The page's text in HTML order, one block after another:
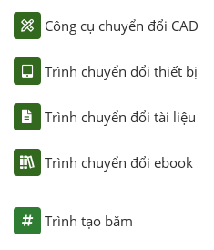
Công cụ chuyển đổi CAD
Trình chuyển đổi thiết bị
Trình chuyển đổi tài liệu
Trình chuyển đổi ebook
Trình tạo băm